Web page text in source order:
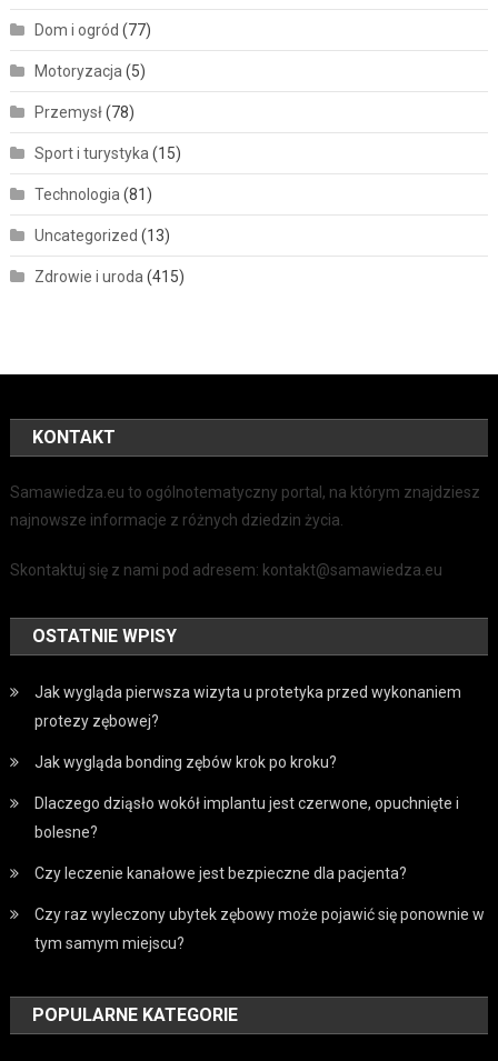
Dom i ogród (77)
Motoryzacja(5)
Przemysł(78)
Sport i turystyka(15)
Technologia(81)
Uncategorized (13)
Zdrowie i uroda(415)
KONTAKT
Samawiedza.eu to ogólnotematyczny portal, na którym znajdziesz
najnowsze informacje z różnych dziedzin życia.
Skontaktuj się z nami pod adresem: kontakt@samawiedza.eu
OSTATNIE WPISY
Jak wygląda pierwsza wizyta u protetyka przed wykonaniem
protezy zębowej?
Jak wygląda bonding zębów krok po kroku?
Dlaczego dziąsło wokół implantu jest czerwone, opuchnięte i
bolesne?
Czy leczenie kanałowe jest bezpieczne dla pacjenta?
Czy raz wyleczony ubytek zębowy może pojawić się ponownie w
tym samym miejscu?
POPULARNE KATEGORIE